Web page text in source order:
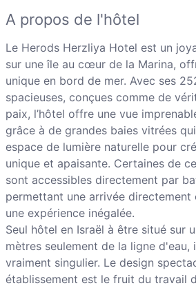
A propos de l'hôtel
Le Herods Herzliya Hotel est un
sur une île au cœur de la Marina,
unique en bord de mer. Avec ses
spacieuses, conçues comme de
paix, l’hôtel offre une vue
grâce à de grandes baies vitrées
espace de lumière naturelle pour
unique et apaisante. Certaines de
sont accessibles directement par
permettant une arrivée directement
une expérience inégalée.
Seul hôtel en Israël à être situé sur
mètres seulement de la ligne d'eau,
vraiment singulier. Le design
établissement est le fruit du travail